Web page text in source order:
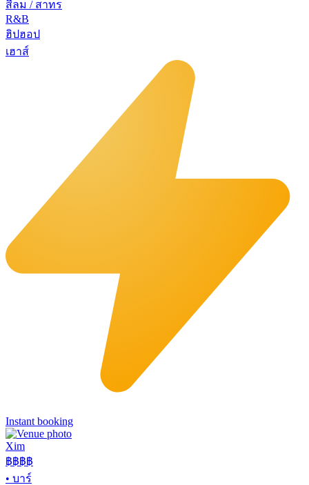
สีลม / สาทร
R&B
ฮิปฮอป
เฮาส์
Instant booking
Xim
฿฿฿฿
• บาร์